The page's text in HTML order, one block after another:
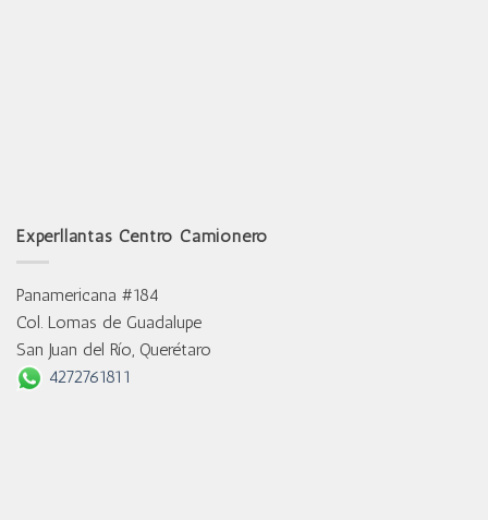
Experllantas Centro Camionero
Panamericana #184
Col. Lomas de Guadalupe
San Juan del Río, Querétaro
4272761811